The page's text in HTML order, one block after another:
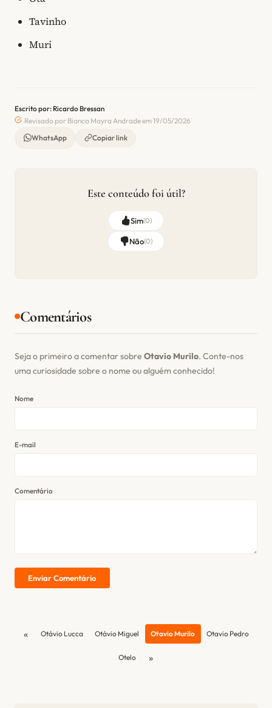
Tavinho
Muri
Escrito por: Ricardo Bressan
Revisado por Bianca Mayra Andrade em 19/05/2026
WhatsApp
Copiar link
Este conteúdo foi útil?
Sim(0)
Não(0)
Comentários
Seja o primeiro a comentar sobre Otavio Murilo. Conte-nos
uma curiosidade sobre o nome ou alguém conhecido!
Nome
E-mail
Comentário
Enviar Comentário
« Otávio Lucca Otávio Miguel Otavio Murilo Otavio Pedro
Otelo »